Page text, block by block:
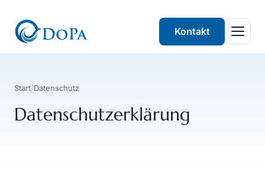
Kontakt
Start/Datenschutz
Datenschutz­erklärung